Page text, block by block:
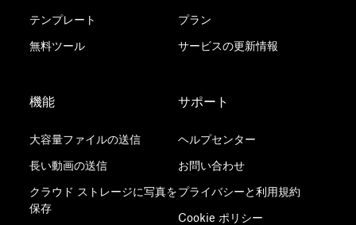
テンプレート
無料ツール
プラン
サービスの更新情報
機能
大容量ファイルの送信
長い動画の送信
クラウド ストレージに写真を
保存
サポート
ヘルプセンター
お問い合わせ
プライバシーと利用規約
Cookie ポリシー